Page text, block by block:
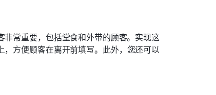
常重要，包括堂食和外带的顾客。实现这
，方便顾客在离开前填写。此外，您还可以